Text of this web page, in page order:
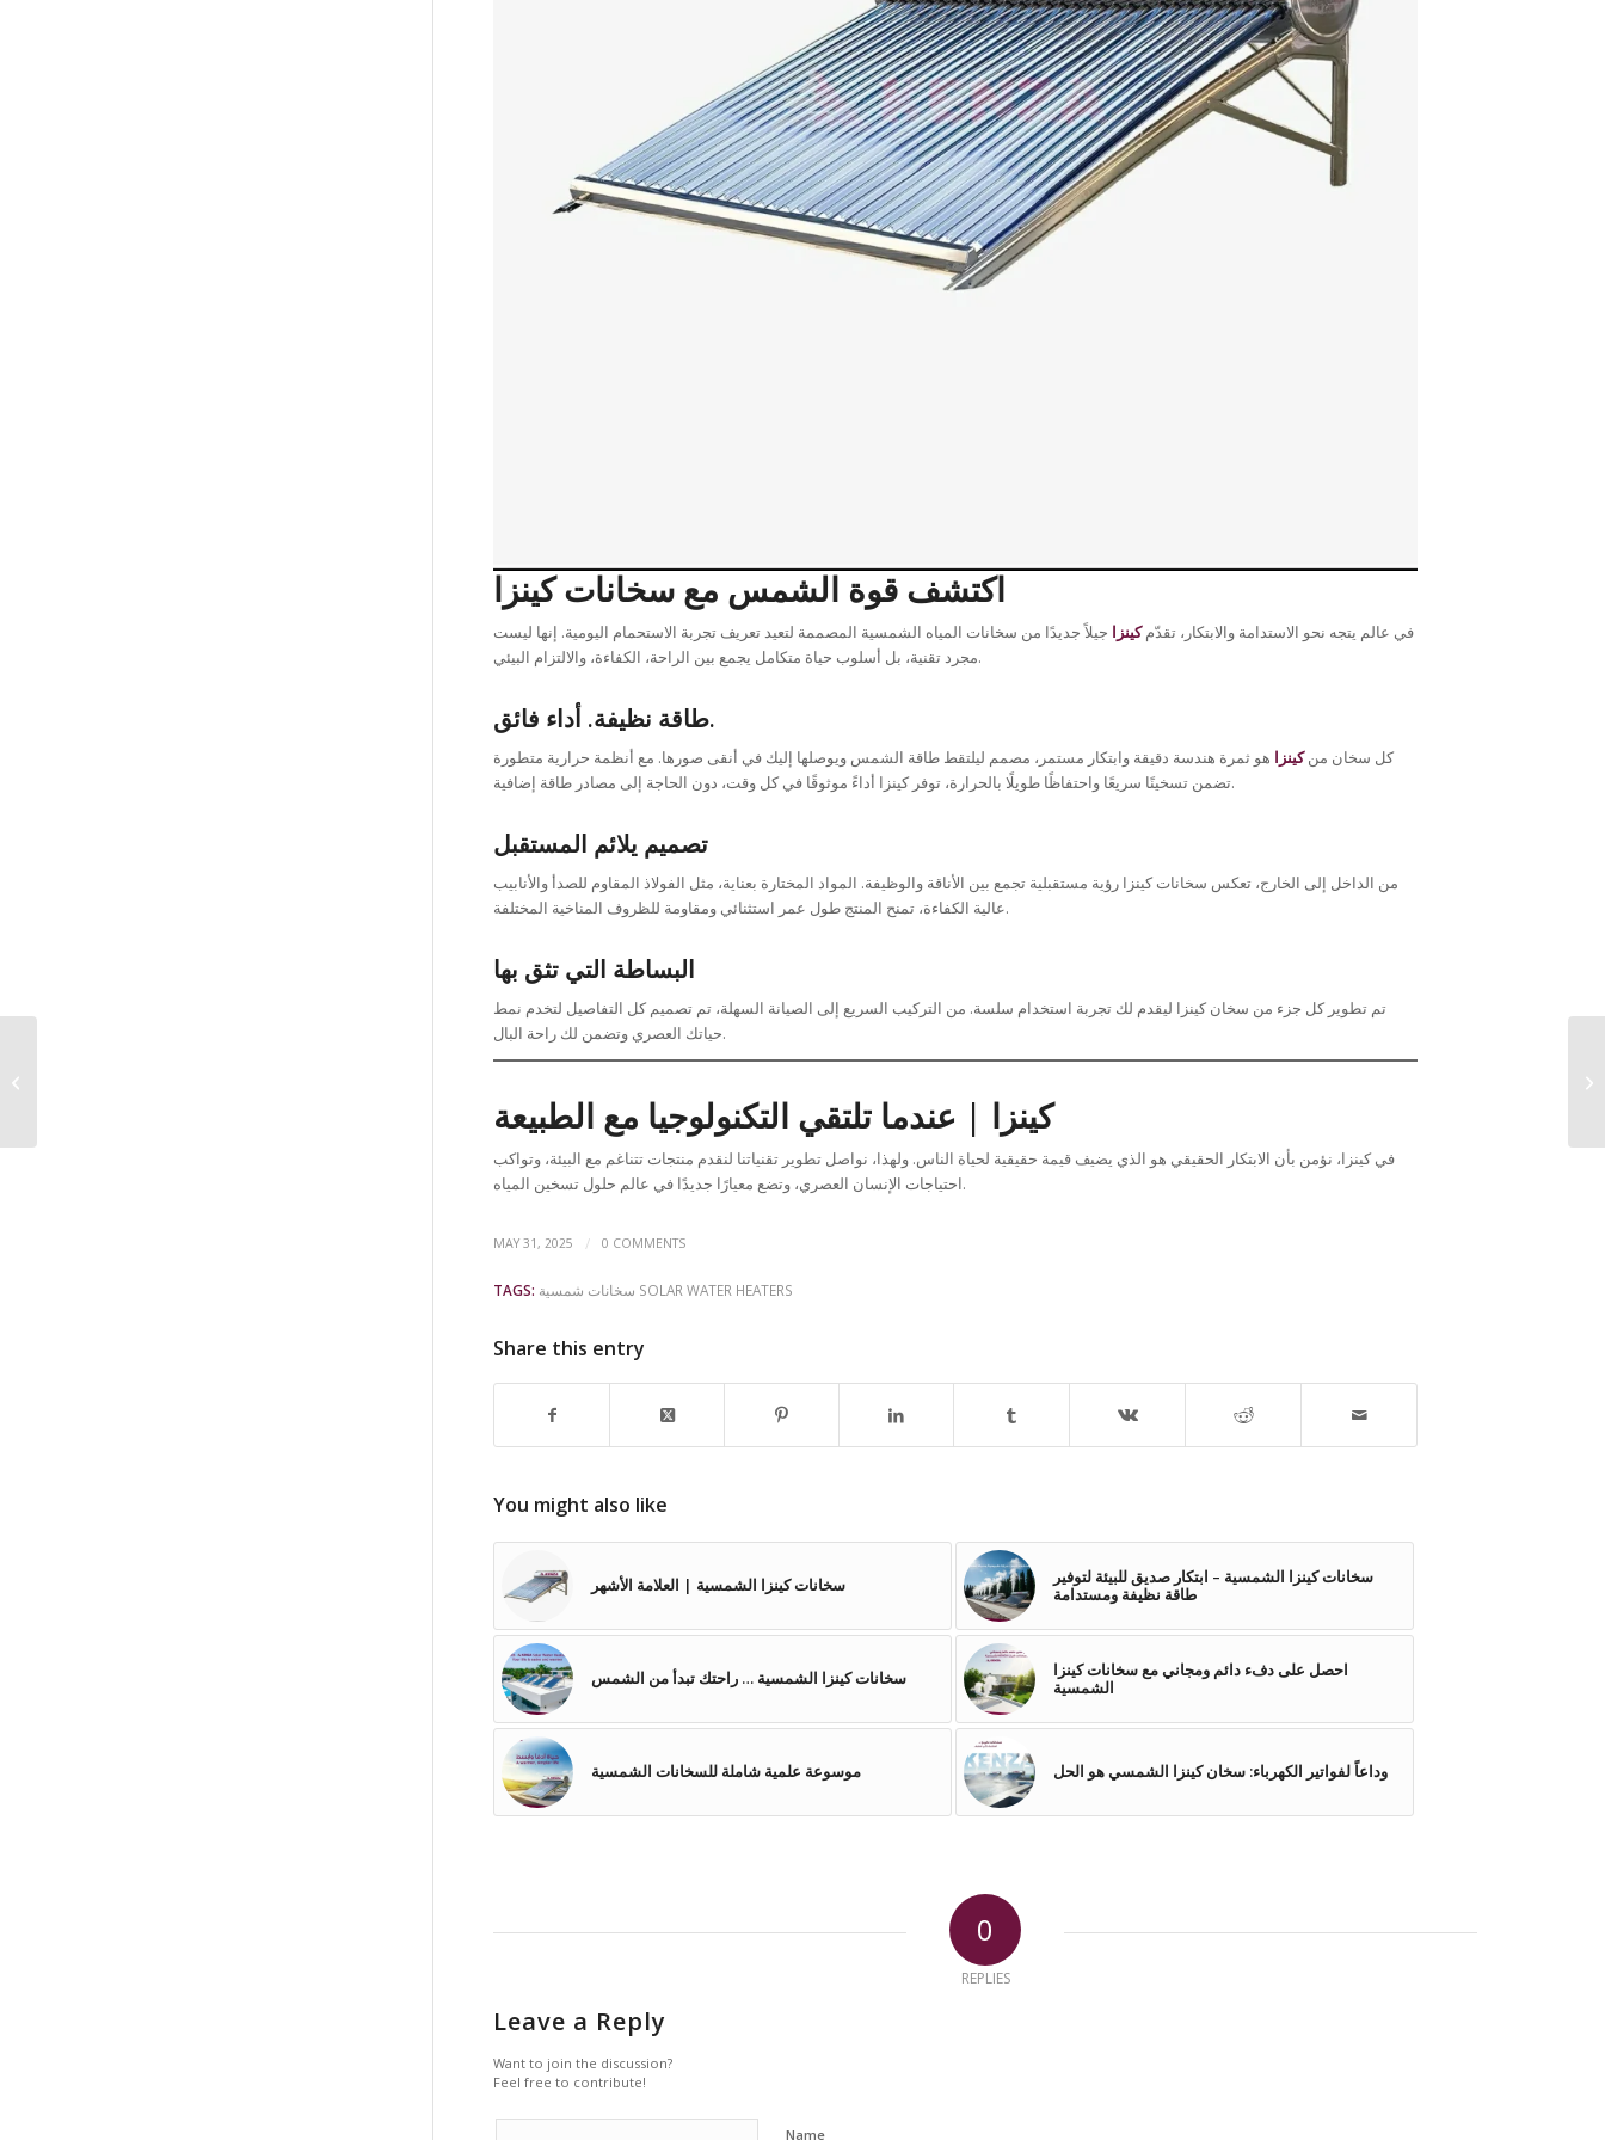
اكتشف قوة الشمس مع سخانات كينزا
في عالم يتجه نحو الاستدامة والابتكار، تقدّمكينزا جيلاً جديدًا من سخانات المياه الشمسية المصممة لتعيد تعريف تجربة الاستحمام اليومية. إنها ليست
مجرد تقنية، بل أسلوب حياة متكامل يجمع بين الراحة، الكفاءة، والالتزام البيئي.
طاقة نظيفة. أداء فائق.
كل سخان منكينزا هو ثمرة هندسة دقيقة وابتكار مستمر، مصمم ليلتقط طاقة الشمس ويوصلها إليك في أنقى صورها. مع أنظمة حرارية متطورة
تضمن تسخينًا سريعًا واحتفاظًا طويلًا بالحرارة، توفر كينزا أداءً موثوقًا في كل وقت، دون الحاجة إلى مصادر طاقة إضافية.
تصميم يلائم المستقبل
من الداخل إلى الخارج، تعكس سخانات كينزا رؤية مستقبلية تجمع بين الأناقة والوظيفة. المواد المختارة بعناية، مثل الفولاذ المقاوم للصدأ والأنابيب
عالية الكفاءة، تمنح المنتج طول عمر استثنائي ومقاومة للظروف المناخية المختلفة.
البساطة التي تثق بها
تم تطوير كل جزء من سخان كينزا ليقدم لك تجربة استخدام سلسة. من التركيب السريع إلى الصيانة السهلة، تم تصميم كل التفاصيل لتخدم نمط
حياتك العصري وتضمن لك راحة البال.
كينزا | عندما تلتقي التكنولوجيا مع الطبيعة
في كينزا، نؤمن بأن الابتكار الحقيقي هو الذي يضيف قيمة حقيقية لحياة الناس. ولهذا، نواصل تطوير تقنياتنا لنقدم منتجات تتناغم مع البيئة، وتواكب
احتياجات الإنسان العصري، وتضع معيارًا جديدًا في عالم حلول تسخين المياه.
MAY 31, 2025 / 0 COMMENTS
TAGS: سخانات شمسية SOLAR WATER HEATERS
Share this entry
You might also like
سخانات كينزا الشمسية | العلامة الأشهر
سخانات كينزا الشمسية – ابتكار صديق للبيئة لتوفير
طاقة نظيفة ومستدامة
سخانات كينزا الشمسية … راحتك تبدأ من الشمس
احصل على دفء دائم ومجاني مع سخانات كينزا
الشمسية
موسوعة علمية شاملة للسخانات الشمسية وداعاً لفواتير الكهرباء: سخان كينزا الشمسي هو الحل
0
REPLIES
Leave a Reply
Want to join the discussion?
Feel free to contribute!
Name